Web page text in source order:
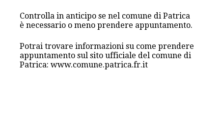
Controlla in anticipo se nel comune di Patrica
è necessario o meno prendere appuntamento.
Potrai trovare informazioni su come prendere
appuntamento sul sito ufficiale del comune di
Patrica: www.comune.patrica.fr.it